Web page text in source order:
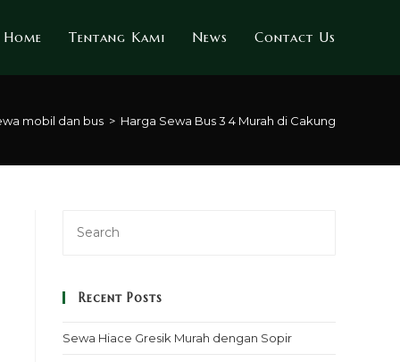
Home Tentang Kami News Contact Us
mobil dan bus > Harga Sewa Bus 3 4 Murah di Cakung
Recent Posts
Sewa Hiace Gresik Murah dengan Sopir